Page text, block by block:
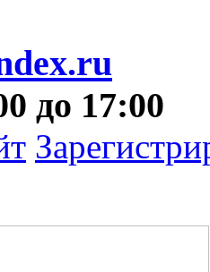
до 17:00